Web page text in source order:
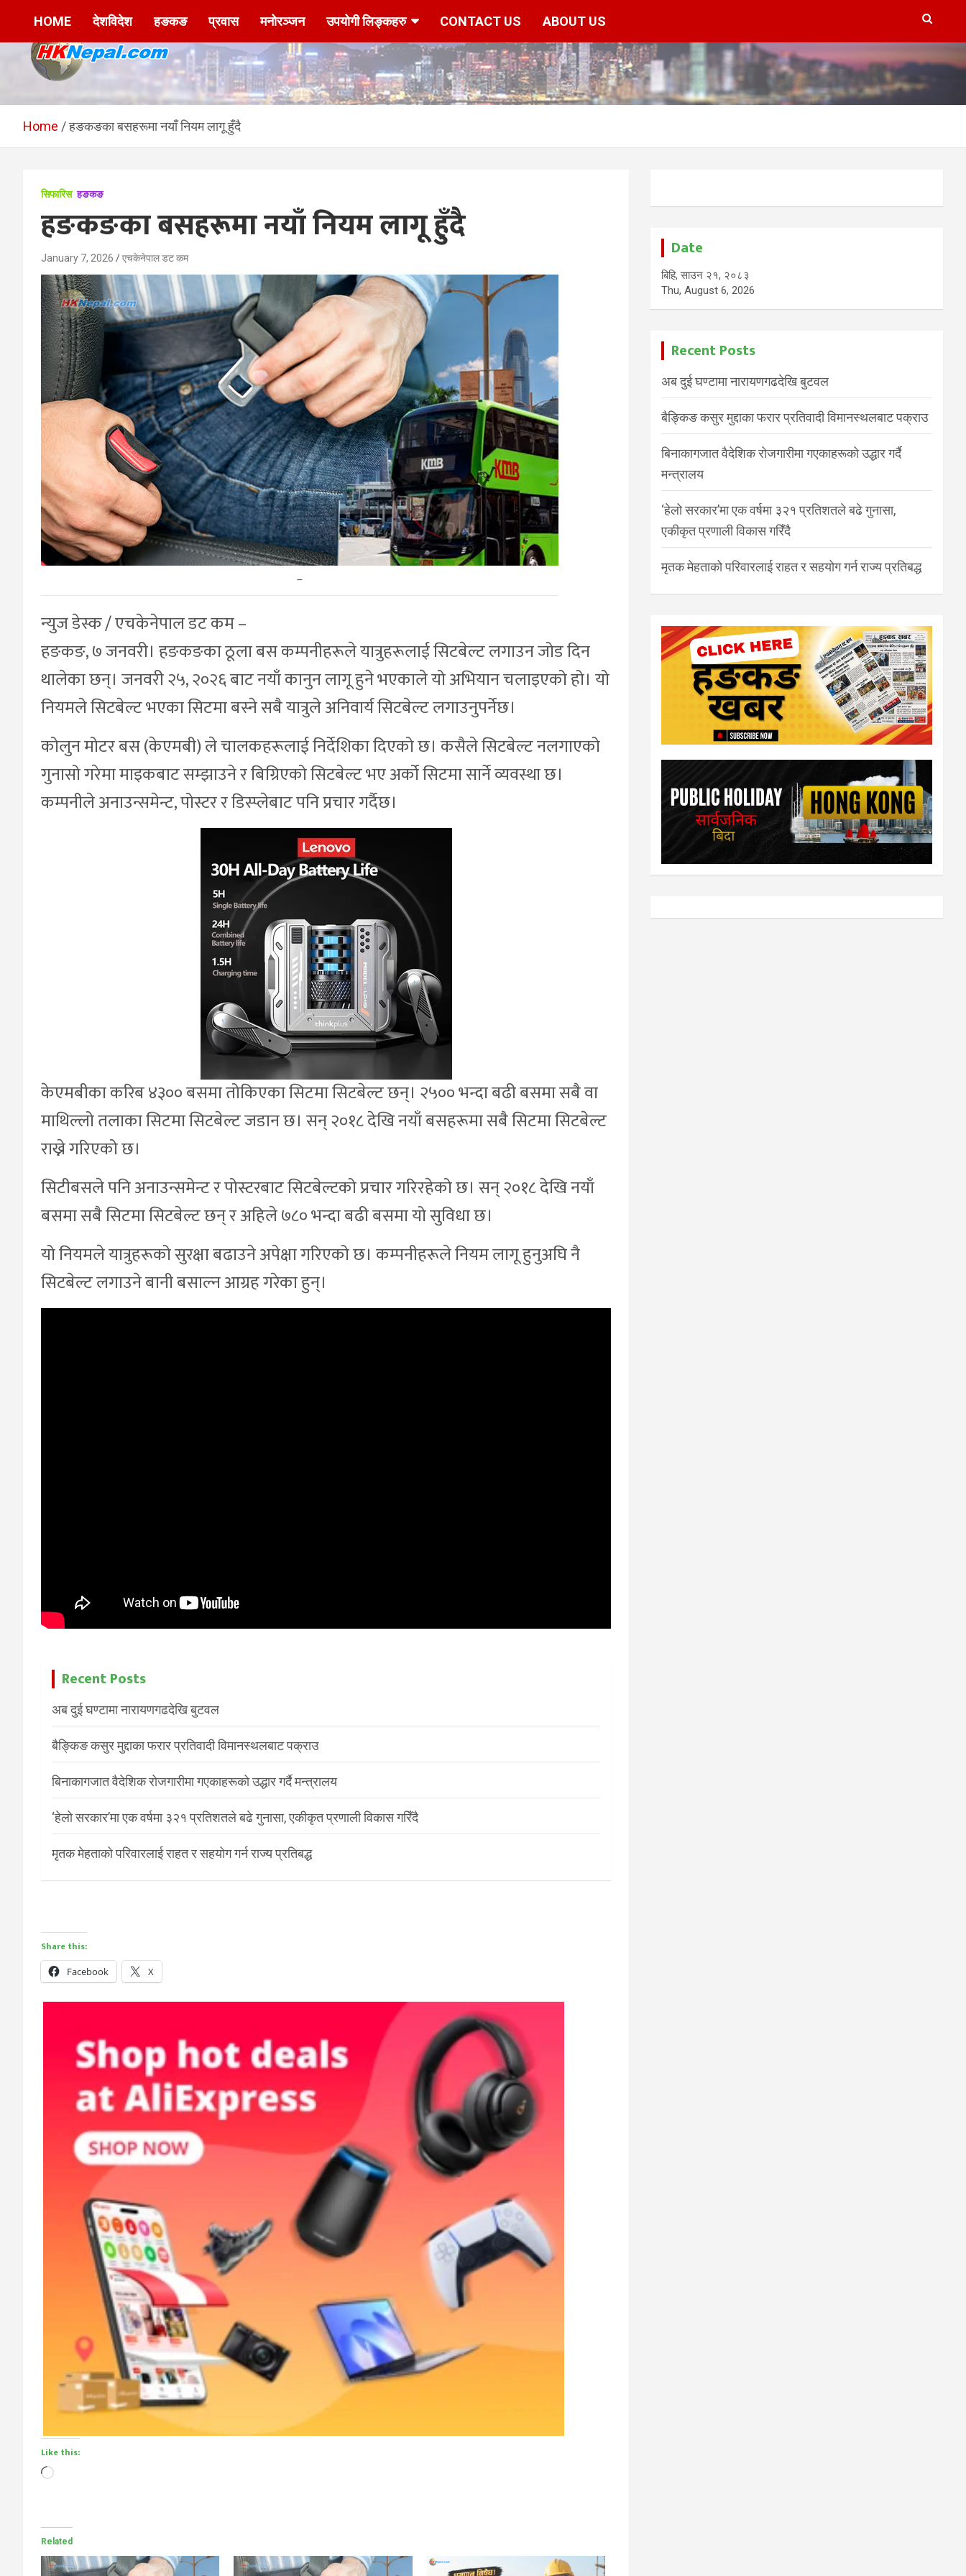
HKNepal.com –
हङकङबाट सञ्चालित पहिलो
नेपाली अनलाईन पत्रिका
hknepal, hknepal.com, hk nepal, hk nepal com
HOME देशविदेश हङकङ प्रवास मनोरञ्जन उपयोगी लिङ्कहरु CONTACT US ABOUT US
Home हङकङका बसहरूमा नयाँ नियम लागू हुँदै
सिफारिस हङकङ
हङकङका बसहरूमा नयाँ नियम लागू हुँदै
January 7, 2026 एचकेनेपाल डट कम
–
न्युज डेस्क / एचकेनेपाल डट कम –
हङकङ, ७ जनवरी। हङकङका ठूला बस कम्पनीहरूले यात्रुहरूलाई सिटबेल्ट लगाउन जोड दिन
थालेका छन्। जनवरी २५, २०२६ बाट नयाँ कानुन लागू हुने भएकाले यो अभियान चलाइएको हो। यो
नियमले सिटबेल्ट भएका सिटमा बस्ने सबै यात्रुले अनिवार्य सिटबेल्ट लगाउनुपर्नेछ।
कोलुन मोटर बस (केएमबी) ले चालकहरूलाई निर्देशिका दिएको छ। कसैले सिटबेल्ट नलगाएको
गुनासो गरेमा माइकबाट सम्झाउने र बिग्रिएको सिटबेल्ट भए अर्को सिटमा सार्ने व्यवस्था छ।
कम्पनीले अनाउन्समेन्ट, पोस्टर र डिस्प्लेबाट पनि प्रचार गर्दैछ।
केएमबीका करिब ४३०० बसमा तोकिएका सिटमा सिटबेल्ट छन्। २५०० भन्दा बढी बसमा सबै वा
माथिल्लो तलाका सिटमा सिटबेल्ट जडान छ। सन् २०१८ देखि नयाँ बसहरूमा सबै सिटमा सिटबेल्ट
राख्ने गरिएको छ।
सिटीबसले पनि अनाउन्समेन्ट र पोस्टरबाट सिटबेल्टको प्रचार गरिरहेको छ। सन् २०१८ देखि नयाँ
बसमा सबै सिटमा सिटबेल्ट छन् र अहिले ७८० भन्दा बढी बसमा यो सुविधा छ।
यो नियमले यात्रुहरूको सुरक्षा बढाउने अपेक्षा गरिएको छ। कम्पनीहरूले नियम लागू हुनुअघि नै
सिटबेल्ट लगाउने बानी बसाल्न आग्रह गरेका हुन्।
Recent Posts
अब दुई घण्टामा नारायणगढदेखि बुटवल
बैङ्किङ कसुर मुद्दाका फरार प्रतिवादी विमानस्थलबाट पक्राउ
बिनाकागजात वैदेशिक रोजगारीमा गएकाहरूको उद्धार गर्दै मन्त्रालय
‘हेलो सरकार’मा एक वर्षमा ३२१ प्रतिशतले बढे गुनासा, एकीकृत प्रणाली विकास गरिँदै
मृतक मेहताको परिवारलाई राहत र सहयोग गर्न राज्य प्रतिबद्ध
Share this:
Facebook X
Like this:
Loading…
Related
Date
बिहि, साउन २१, २०८३
Thu, August 6, 2026
Recent Posts
अब दुई घण्टामा नारायणगढदेखि बुटवल
बैङ्किङ कसुर मुद्दाका फरार प्रतिवादी विमानस्थलबाट पक्राउ
बिनाकागजात वैदेशिक रोजगारीमा गएकाहरूको उद्धार गर्दै
मन्त्रालय
‘हेलो सरकार’मा एक वर्षमा ३२१ प्रतिशतले बढे गुनासा,
एकीकृत प्रणाली विकास गरिँदै
मृतक मेहताको परिवारलाई राहत र सहयोग गर्न राज्य प्रतिबद्ध